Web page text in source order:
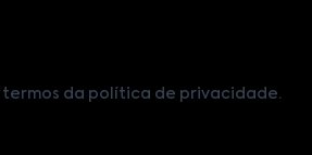
termos da política de privacidade.